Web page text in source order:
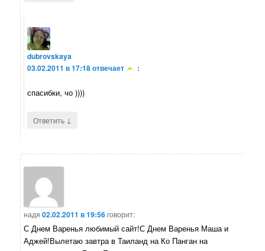
dubrovskaya
03.02.2011 в 17:18отвечает :
спасибки, чо ))))
Ответить ↓
надя 02.02.2011 в 19:56говорит:
С Днем Варенья любимый сайт!С Днем Варенья Маша и
Аджей!Вылетаю завтра в Таиланд на Ко Панган на